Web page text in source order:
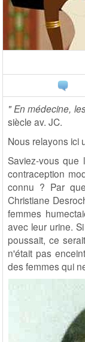
" En médecine,
siècle av. JC.
Nous relayons ici
Saviez-vous que
contraception
connu ? Par
Christiane
femmes
avec leur urine.
poussait, ce
n'était pas
des femmes qui